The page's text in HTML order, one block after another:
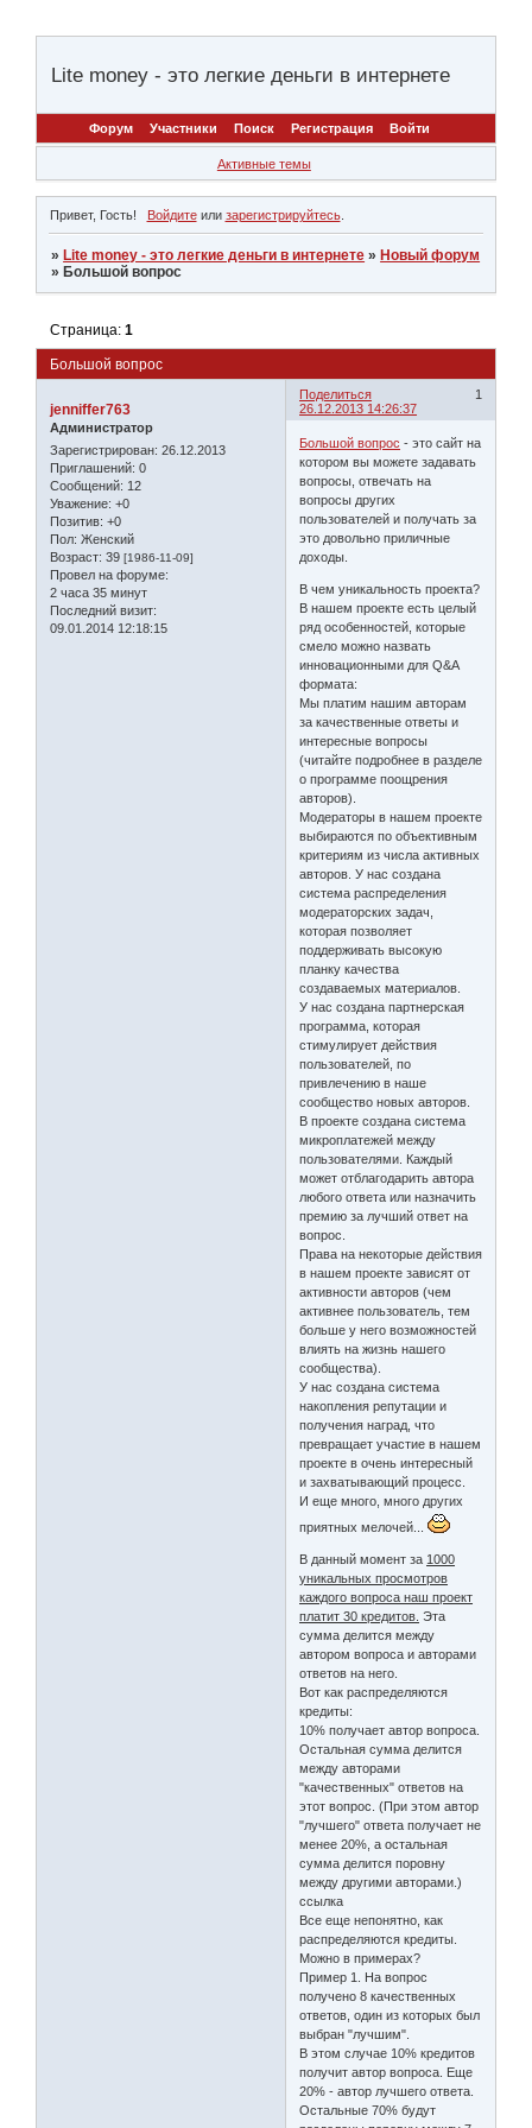
Lite money - это легкие деньги в интернете
Форум Участники Поиск Регистрация Войти
Активные темы
Привет, Гость! Войдитеили зарегистрируйтесь.
» Lite money - это легкие деньги в интернете » Новый форум
» Большой вопрос
Большой вопрос
Страница:1
Поделиться
1
26.12.2013 14:26:37
jenniffer763
Администратор
Зарегистрирован: 26.12.2013
Приглашений: 0
Сообщений: 12
Уважение: +0
Позитив: +0
Пол: Женский
Возраст: 39 [1986-11-09]
Провел на форуме:
2 часа 35 минут
Последний визит:
09.01.2014 12:18:15
Большой вопрос - это сайт на
котором вы можете задавать
вопросы, отвечать на
вопросы других
пользователей и получать за
это довольно приличные
доходы.
В чем уникальность проекта?
В нашем проекте есть целый
ряд особенностей, которые
смело можно назвать
инновационными для Q&A
формата:
Мы платим нашим авторам
за качественные ответы и
интересные вопросы
(читайте подробнее в разделе
о программе поощрения
авторов).
Модераторы в нашем проекте
выбираются по объективным
критериям из числа активных
авторов. У нас создана
система распределения
модераторских задач,
которая позволяет
поддерживать высокую
планку качества
создаваемых материалов.
У нас создана партнерская
программа, которая
стимулирует действия
пользователей, по
привлечению в наше
сообщество новых авторов.
В проекте создана система
микроплатежей между
пользователями. Каждый
может отблагодарить автора
любого ответа или назначить
премию за лучший ответ на
вопрос.
Права на некоторые действия
в нашем проекте зависят от
активности авторов (чем
активнее пользователь, тем
больше у него возможностей
влиять на жизнь нашего
сообщества).
У нас создана система
накопления репутации и
получения наград, что
превращает участие в нашем
проекте в очень интересный
и захватывающий процесс.
И еще много, много других
приятных мелочей...
В данный момент за 1000
уникальных просмотров
каждого вопроса наш проект
платит 30 кредитов. Эта
сумма делится между
автором вопроса и авторами
ответов на него.
Вот как распределяются
кредиты:
10% получает автор вопроса.
Остальная сумма делится
между авторами
"качественных" ответов на
этот вопрос. (При этом автор
"лучшего" ответа получает не
менее 20%, а остальная
сумма делится поровну
между другими авторами.)
ссылка
Все еще непонятно, как
распределяются кредиты.
Можно в примерах?
Пример 1. На вопрос
получено 8 качественных
ответов, один из которых был
выбран "лучшим".
В этом случае 10% кредитов
получит автор вопроса. Еще
20% - автор лучшего ответа.
Остальные 70% будут